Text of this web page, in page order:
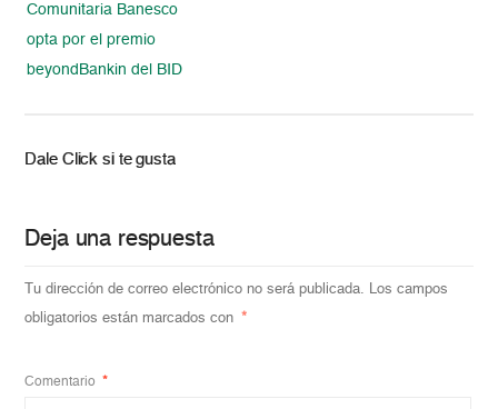
Comunitaria Banesco
opta por el premio
beyondBankin del BID
Dale Click si te gusta
Deja una respuesta
Tu dirección de correo electrónico no será publicada.
Los campos
obligatorios están marcados con *
Comentario *